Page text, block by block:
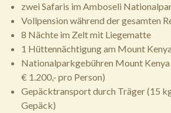
zwei Safaris im Amboseli
Vollpension während der gesamten
8 Nächte im Zelt mit Liegematte
1 Hüttennächtigung am Mount Kenya
Nationalparkgebühren Mount
€ 1.200,- pro Person)
Gepäcktransport durch Träger (15
Gepäck)